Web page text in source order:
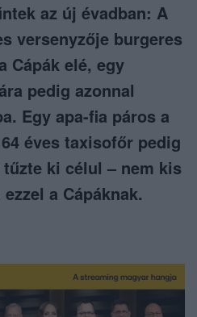
az új évadban: A
versenyzője burgeres
Cápák elé, egy
pedig azonnal
Egy apa-fia páros a
éves taxisofőr pedig
ki célul – nem kis
a Cápáknak.